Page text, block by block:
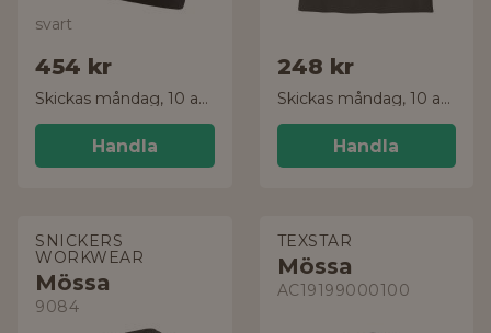
svart
454 kr
Skickas måndag, 10 aug.
Handla
248 kr
Skickas måndag, 10 aug.
Handla
SNICKERS
WORKWEAR
Mössa
9084
TEXSTAR
Mössa
AC19199000100